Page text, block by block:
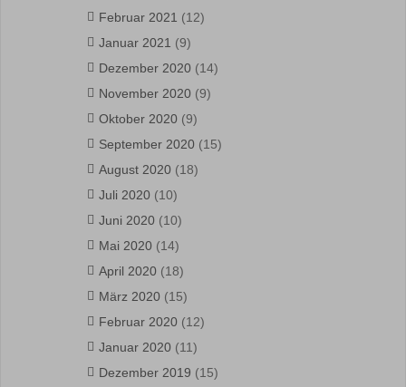
Februar 2021 (12)
Januar 2021 (9)
Dezember 2020 (14)
November 2020 (9)
Oktober 2020 (9)
September 2020 (15)
August 2020 (18)
Juli 2020 (10)
Juni 2020 (10)
Mai 2020 (14)
April 2020 (18)
März 2020 (15)
Februar 2020 (12)
Januar 2020 (11)
Dezember 2019 (15)